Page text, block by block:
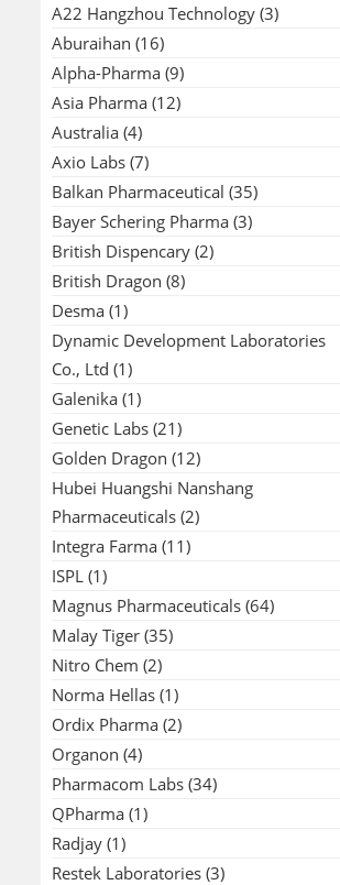
A22 Hangzhou Technology (3)
Aburaihan (16)
Alpha-Pharma (9)
Asia Pharma (12)
Australia (4)
Axio Labs (7)
Balkan Pharmaceutical (35)
Bayer Schering Pharma (3)
British Dispencary (2)
British Dragon (8)
Desma (1)
Dynamic Development Laboratories
Co., Ltd (1)
Galenika (1)
Genetic Labs (21)
Golden Dragon (12)
Hubei Huangshi Nanshang
Pharmaceuticals (2)
Integra Farma (11)
ISPL (1)
Magnus Pharmaceuticals (64)
Malay Tiger (35)
Nitro Chem (2)
Norma Hellas (1)
Ordix Pharma (2)
Organon (4)
Pharmacom Labs (34)
QPharma (1)
Radjay (1)
Restek Laboratories (3)